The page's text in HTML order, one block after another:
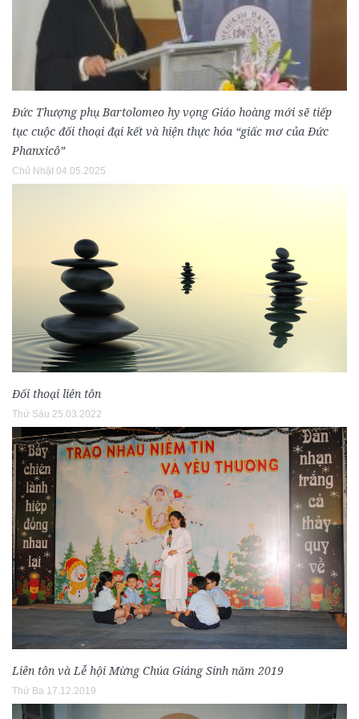
Đức Thượng phụ Bartolomeo hy vọng Giáo hoàng mới sẽ tiếp
tục cuộc đối thoại đại kết và hiện thực hóa “giấc mơ của Đức
Phanxicô”
Chủ Nhật 04.05.2025
Đối thoại liên tôn
Thứ Sáu 25.03.2022
Liên tôn và Lễ hội Mừng Chúa Giáng Sinh năm 2019
Thứ Ba 17.12.2019